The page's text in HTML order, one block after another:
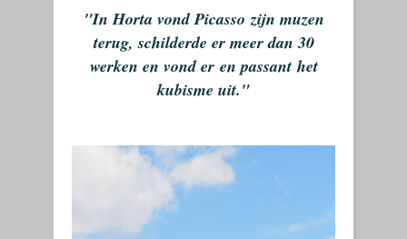
"In Horta vond Picassozijn muzen
terug, schilderde er meer dan 30
werken en vond er en passant het
kubisme uit."